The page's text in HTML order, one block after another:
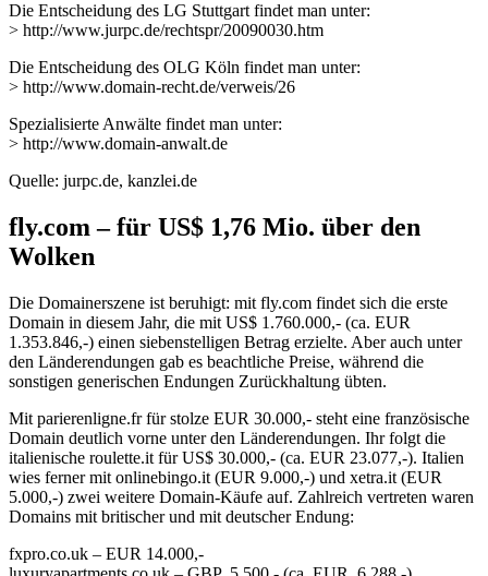
Die Entscheidung des LG Stuttgart findet man unter:
> http://www.jurpc.de/rechtspr/20090030.htm
Die Entscheidung des OLG Köln findet man unter:
> http://www.domain-recht.de/verweis/26
Spezialisierte Anwälte findet man unter:
> http://www.domain-anwalt.de
Quelle: jurpc.de, kanzlei.de
fly.com – für US$ 1,76 Mio. über den
Wolken
Die Domainerszene ist beruhigt: mit fly.com findet sich die erste
Domain in diesem Jahr, die mit US$ 1.760.000,- (ca. EUR
1.353.846,-) einen siebenstelligen Betrag erzielte. Aber auch unter
den Länderendungen gab es beachtliche Preise, während die
sonstigen generischen Endungen Zurückhaltung übten.
Mit parierenligne.fr für stolze EUR 30.000,- steht eine französische
Domain deutlich vorne unter den Länderendungen. Ihr folgt die
italienische roulette.it für US$ 30.000,- (ca. EUR 23.077,-). Italien
wies ferner mit onlinebingo.it (EUR 9.000,-) und xetra.it (EUR
5.000,-) zwei weitere Domain-Käufe auf. Zahlreich vertreten waren
Domains mit britischer und mit deutscher Endung:
fxpro.co.uk – EUR 14.000,-